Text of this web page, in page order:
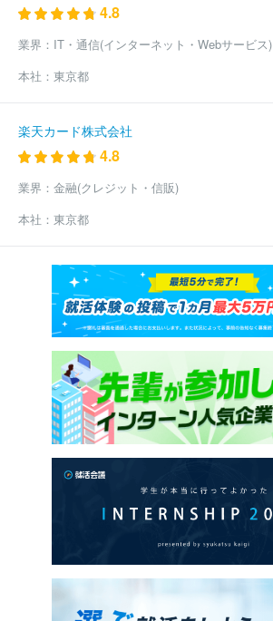
4.8
業界： IT・通信(インターネット・Webサービス)
本社： 東京都
楽天カード株式会社
4.8
業界： 金融(クレジット・信販)
本社： 東京都